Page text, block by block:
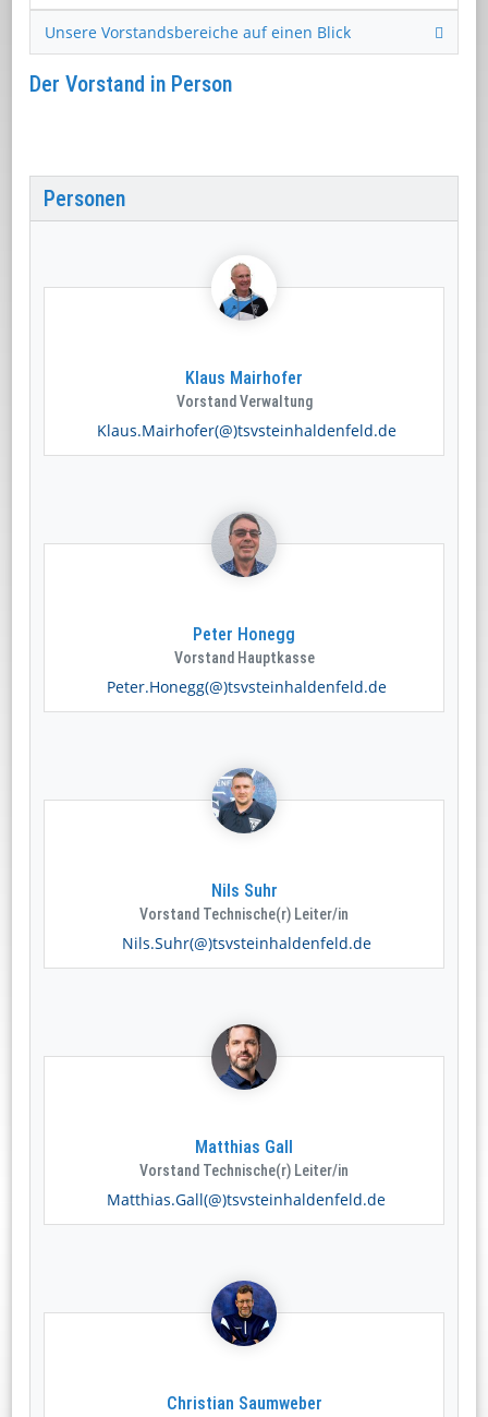
Unsere Vorstandsbereiche auf einen Blick
Der Vorstand in Person
Personen
Klaus Mairhofer
Vorstand Verwaltung
Klaus.Mairhofer(@)tsvsteinhaldenfeld.de
Peter Honegg
Vorstand Hauptkasse
Peter.Honegg(@)tsvsteinhaldenfeld.de
Nils Suhr
Vorstand Technische(r) Leiter/in
Nils.Suhr(@)tsvsteinhaldenfeld.de
Matthias Gall
Vorstand Technische(r) Leiter/in
Matthias.Gall(@)tsvsteinhaldenfeld.de
Christian Saumweber